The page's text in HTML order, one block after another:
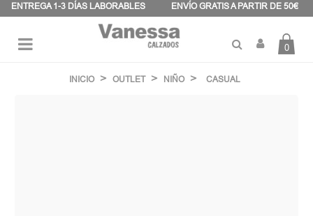
ENTREGA 1-3 DÍAS LABORABLES ENVÍO GRATIS A PARTIR DE 50€
0
INICIO OUTLET NIÑO CASUAL
Panel de gestión de cookies